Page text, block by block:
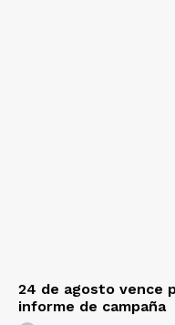
24 de agosto vence
informe de campaña